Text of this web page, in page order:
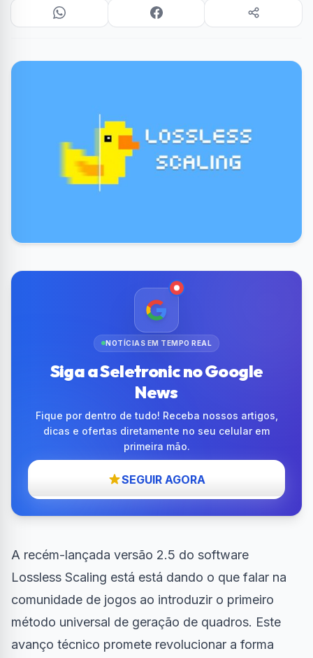
NOTÍCIAS EM TEMPO REAL
Siga a Seletronic no Google
News
Fique por dentro de tudo! Receba nossos artigos,
dicas e ofertas diretamente no seu celular em
primeira mão.
SEGUIR AGORA
A recém-lançada versão 2.5 do software
Lossless Scaling está está dando o que falar na
comunidade de jogos ao introduzir o primeiro
método universal de geração de quadros. Este
avanço técnico promete revolucionar a forma